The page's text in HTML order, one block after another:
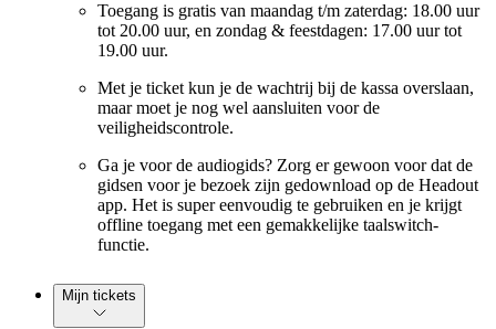
Toegang is gratis van maandag t/m zaterdag: 18.00 uur
tot 20.00 uur, en zondag & feestdagen: 17.00 uur tot
19.00 uur.
Met je ticket kun je de wachtrij bij de kassa overslaan,
maar moet je nog wel aansluiten voor de
veiligheidscontrole.
Ga je voor de audiogids? Zorg er gewoon voor dat de
gidsen voor je bezoek zijn gedownload op de Headout
app. Het is super eenvoudig te gebruiken en je krijgt
offline toegang met een gemakkelijke taalswitch-
functie.
Mijn tickets